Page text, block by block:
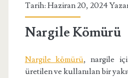
Tarih: Haziran 20, 2024
Nargile Kömürü
Nargile kömürü, nargile
üretilen ve kullanılan bir